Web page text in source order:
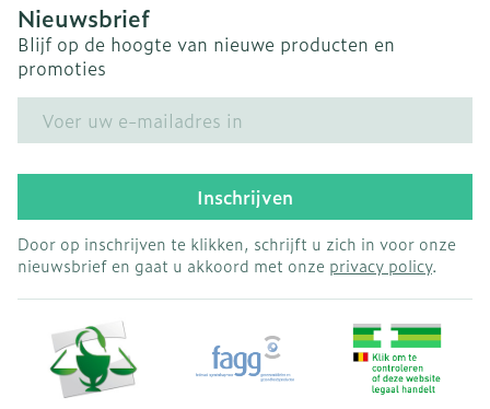
Nieuwsbrief
Blijf op de hoogte van nieuwe producten en
promoties
Inschrijven
Door op inschrijven te klikken, schrijft u zich in voor onze
nieuwsbrief en gaat u akkoord met onze privacy policy.